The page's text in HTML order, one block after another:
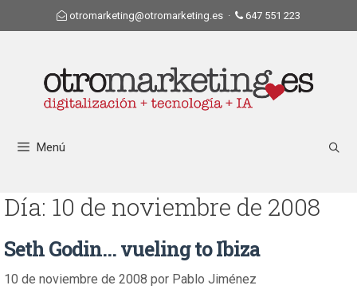
otromarketing@otromarketing.es · 647 551 223
Menú
Día: 10 de noviembre de 2008
Seth Godin… vueling to Ibiza
10 de noviembre de 2008 por Pablo Jiménez